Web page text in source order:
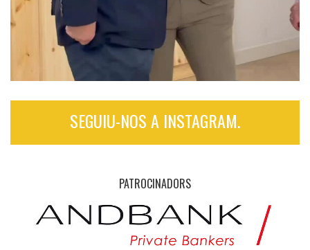
SEGUIU-NOS A INSTAGRAM.
PATROCINADORS